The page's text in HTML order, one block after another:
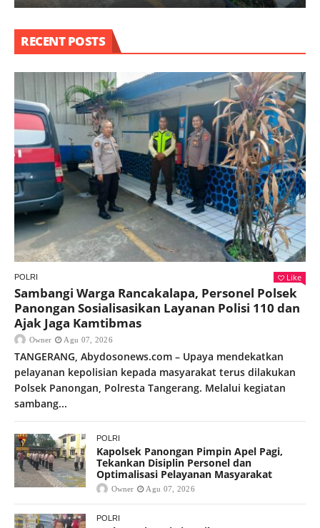
RECENT POSTS
POLRI Like
Sambangi Warga Rancakalapa, Personel Polsek
Panongan Sosialisasikan Layanan Polisi 110 dan
Ajak Jaga Kamtibmas
Owner Agu 07, 2026
TANGERANG, Abydosonews.com – Upaya mendekatkan
pelayanan kepolisian kepada masyarakat terus dilakukan
Polsek Panongan, Polresta Tangerang. Melalui kegiatan
sambang...
POLRI
Kapolsek Panongan Pimpin Apel Pagi,
Tekankan Disiplin Personel dan
Optimalisasi Pelayanan Masyarakat
Owner Agu 07, 2026
POLRI